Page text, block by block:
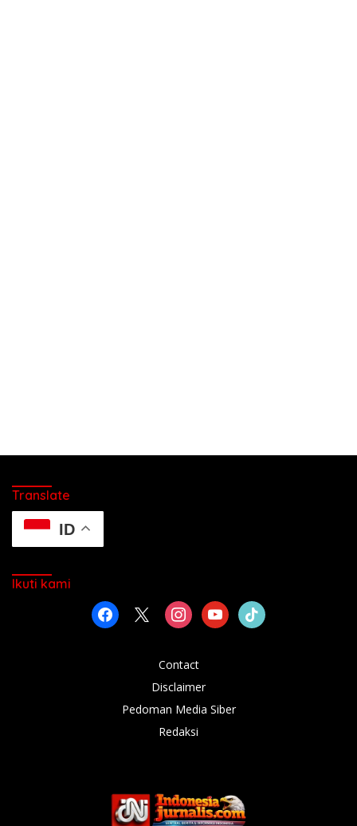
Translate
ID
Ikuti kami
facebook instagramyoutubetiktok
Contact
Disclaimer
Pedoman Media Siber
Redaksi